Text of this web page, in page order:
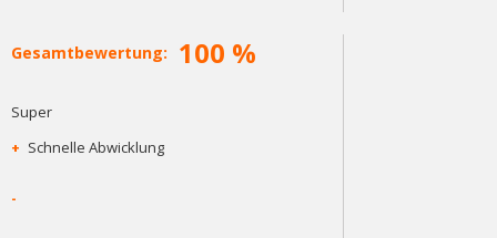
Gesamtbewertung: 100 %
Super
+ Schnelle Abwicklung
-